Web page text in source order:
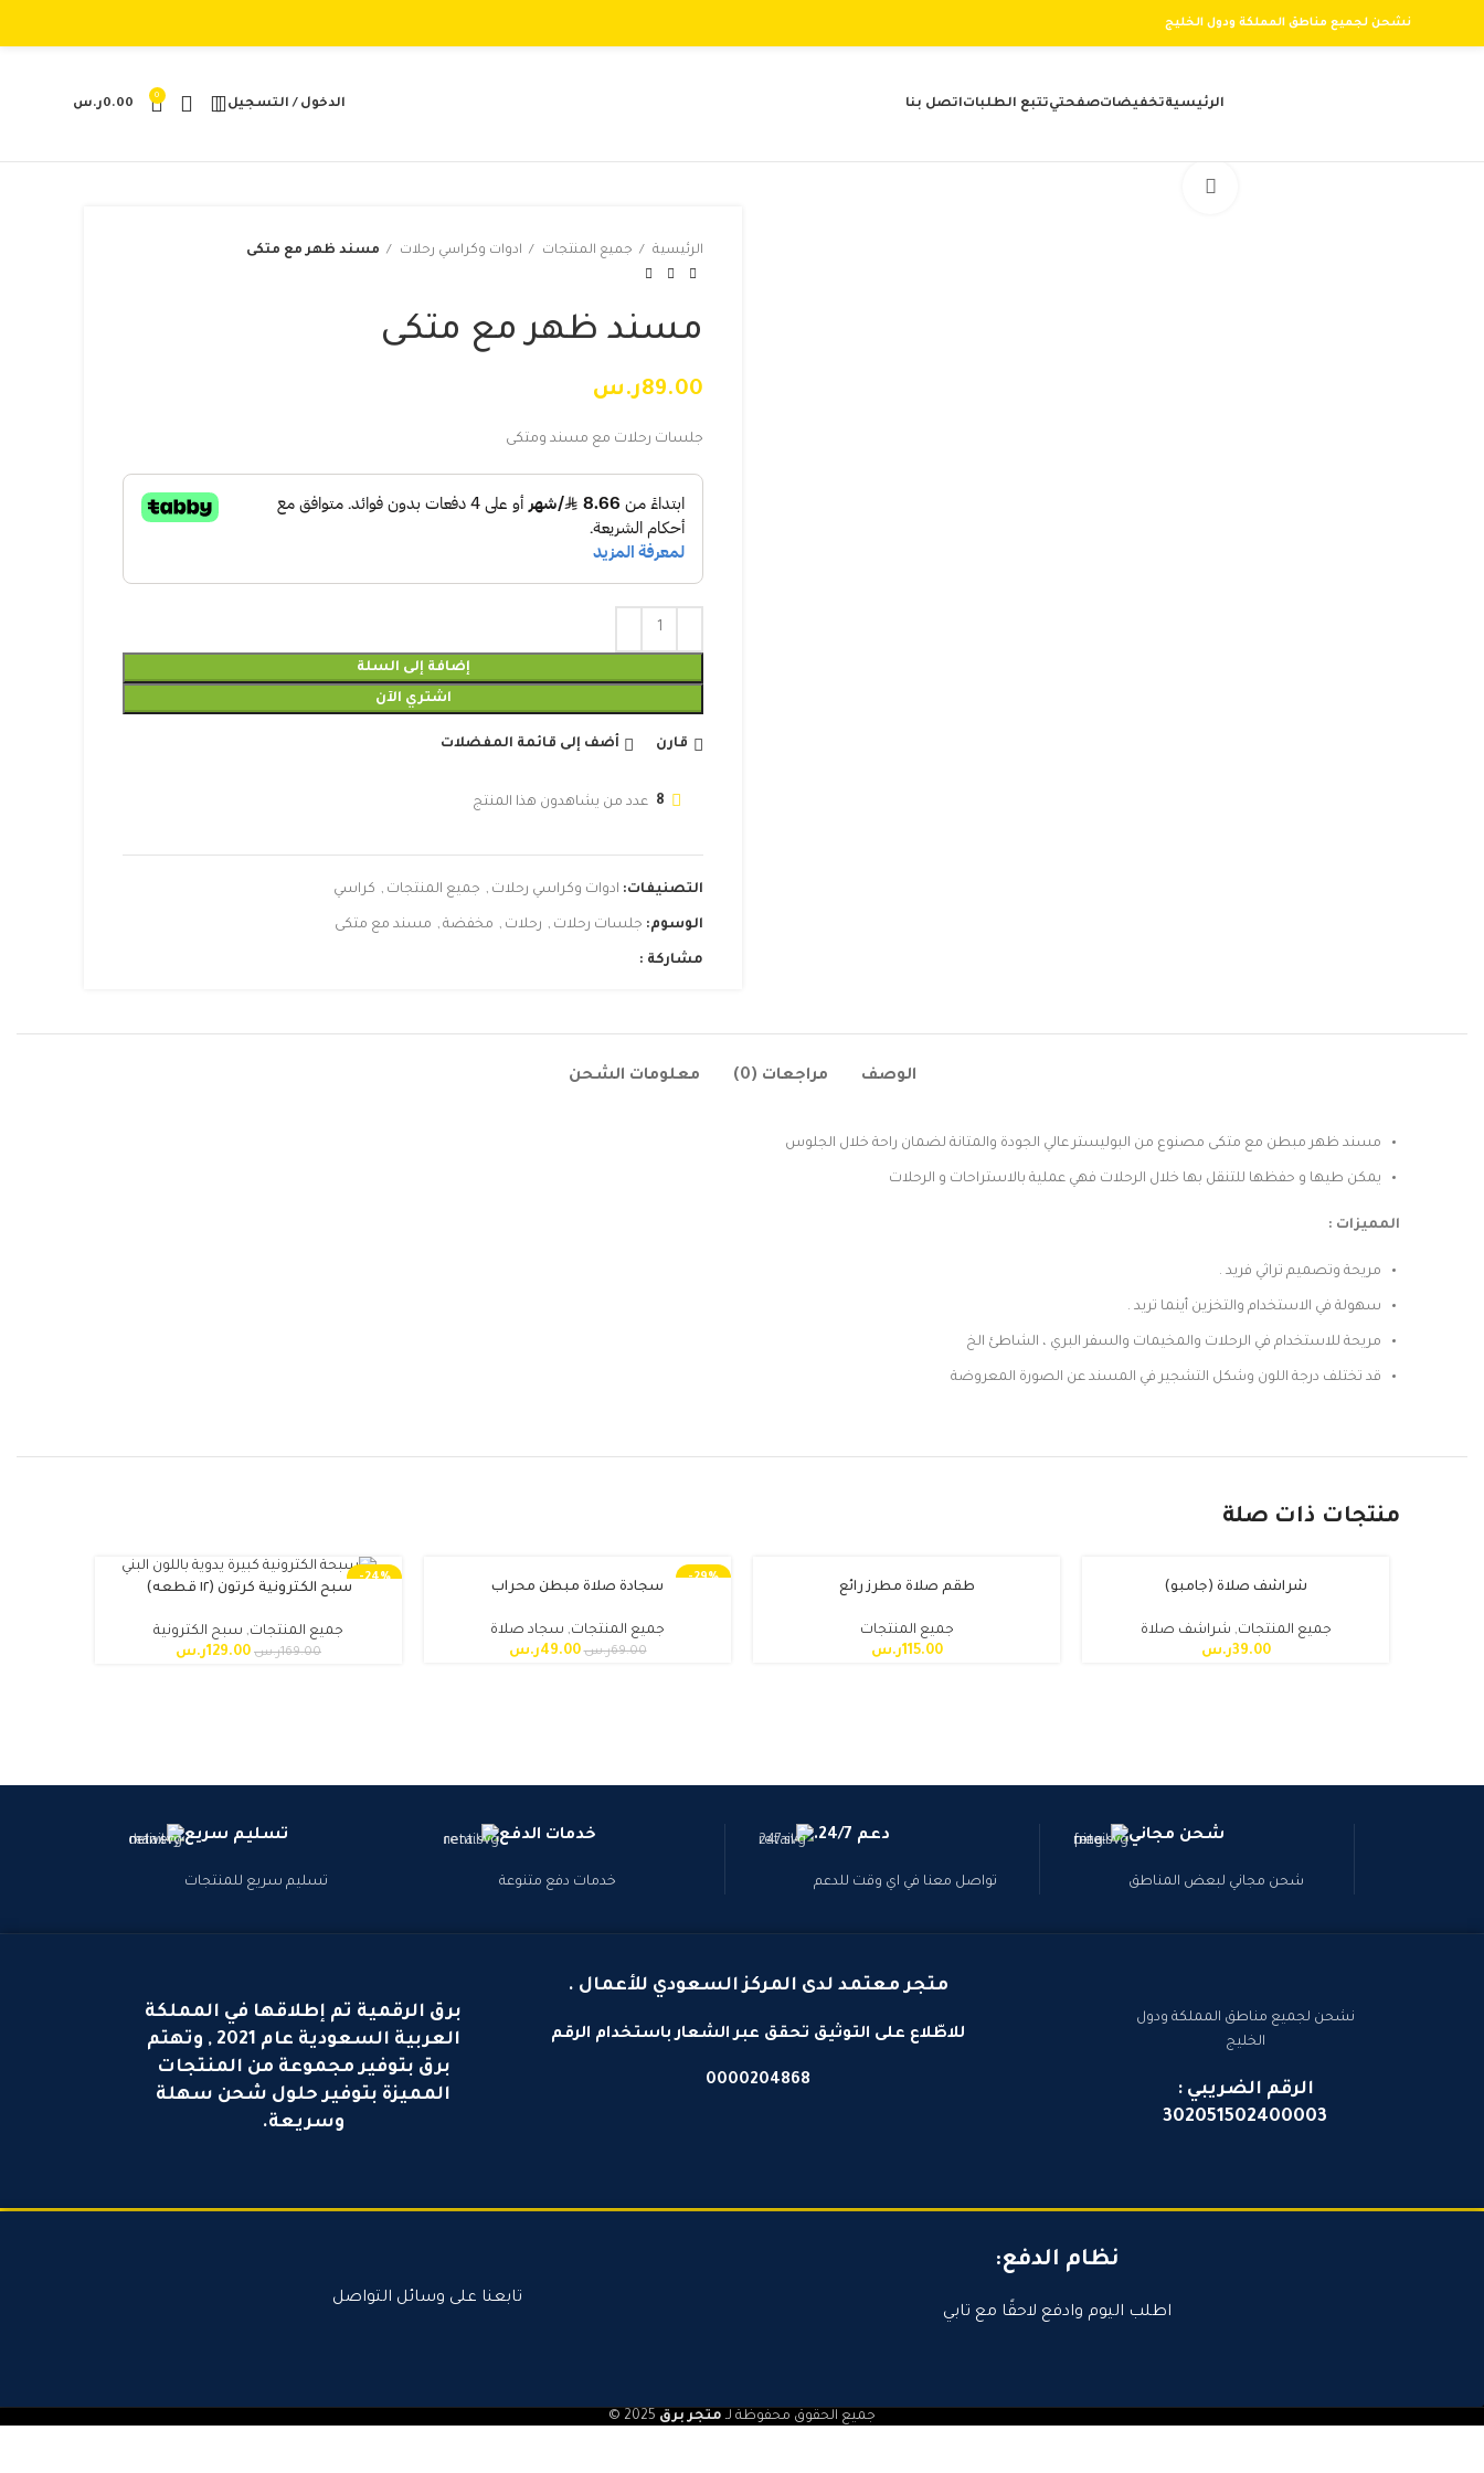
نشحن لجميع مناطق المملكة ودول الخليج
الرئيسيةتخفيضاتصفحتيتتبع الطلباتاتصل بنا الدخول / التسجيل
0
0.00ر.س
الرئيسية جميع المنتجات ادوات وكراسي رحلات مسند ظهر مع متكى
مسند ظهر مع متكى
89.00ر.س
جلسات رحلات مع مسند ومتكى
إضافة إلى السلة
اشتري الآن
قارن أضف إلى قائمة المفضلات
8 عدد من يشاهدون هذا المنتج
التصنيفات: ادوات وكراسي رحلات , جميع المنتجات , كراسي
الوسوم: جلسات رحلات , رحلات , مخفضة , مسند مع متكى
مشاركة :
الوصف مراجعات (0) معلومات الشحن
مسند ظهر مبطن مع متكى مصنوع من البوليستر عالي الجودة والمتانة لضمان راحة خلال الجلوس
يمكن طيها و حفظها للتنقل بها خلال الرحلات فهي عملية بالاستراحات و الرحلات
المميزات :
مريحة وتصميم تراثي فريد .
سهولة في الاستخدام والتخزين أينما تريد .
مريحة للاستخدام في الرحلات والمخيمات والسفر البري ، الشاطئ الخ
قد تختلف درجة اللون وشكل التشجير في المسند عن الصورة المعروضة
منتجات ذات صلة
شراشف صلاة (جامبو)
جميع المنتجات, شراشف صلاة
39.00ر.س
طقم صلاة مطرز رائع
جميع المنتجات
115.00ر.س
-29%
سجادة صلاة مبطن محراب
جميع المنتجات, سجاد صلاة
69.00ر.س 49.00ر.س
-24%
سبح الكترونية كرتون (١٢ قطعه)
جميع المنتجات, سبح الكترونية
169.00ر.س 129.00 ر.س
شحن مجاني
شحن مجاني لبعض المناطق
دعم 24/7.
تواصل معنا في اي وقت للدعم
خدمات الدفع
خدمات دفع متنوعة
تسليم سريع
تسليم سريع للمنتجات
نشحن لجميع مناطق المملكة ودول
الخليج
الرقم الضريبي :
302051502400003
متجر معتمد لدى المركز السعودي للأعمال .
للاطّلاع على التوثيق تحقق عبر الشعار باستخدام الرقم
0000204868
برق الرقمية تم إطلاقها في المملكة
العربية السعودية عام 2021 , وتهتم
برق بتوفير مجموعة من المنتجات
المميزة بتوفير حلول شحن سهلة
وسريعة.
نظام الدفع:
اطلب اليوم وادفع لاحقًا مع تابي
تابعنا على وسائل التواصل
جميع الحقوق محفوظة لـ متجر برق